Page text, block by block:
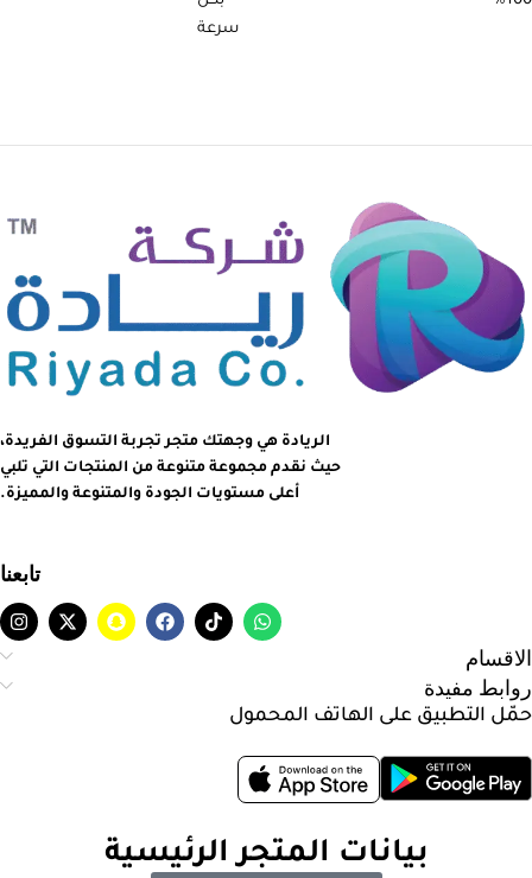
سرعة
الريادة هي وجهتك متجر تجربة التسوق الفريدة،
حيث نقدم مجموعة متنوعة من المنتجات التي تلبي
أعلى مستويات الجودة والمتنوعة والمميزة.
تابعنا
الاقسام
روابط مفيدة
حمّل التطبيق على الهاتف المحمول
بيانات المتجر الرئيسية